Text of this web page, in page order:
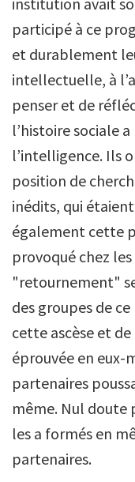
participé à ce
et durablement
intellectuelle, à
penser et de
l’histoire sociale
l’intelligence. Ils
position de
inédits, qui
également cette
provoqué chez
"retournement"
des groupes de
cette ascèse et
éprouvée en eux-
partenaires
même. Nul doute
les a formés en
partenaires.